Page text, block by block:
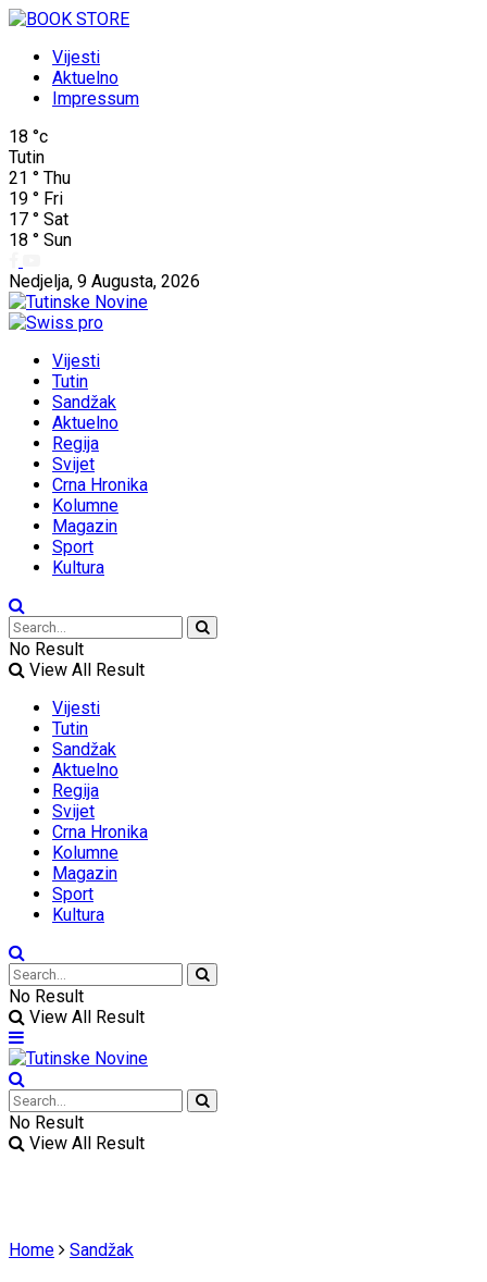
Vijesti
Aktuelno
Impressum
18 °c
Tutin
21 ° Thu
19 ° Fri
17 ° Sat
18 ° Sun
Nedjelja, 9 Augusta, 2026
Vijesti
Tutin
Sandžak
Aktuelno
Regija
Svijet
Crna Hronika
Kolumne
Magazin
Sport
Kultura
No Result
View All Result
Vijesti
Tutin
Sandžak
Aktuelno
Regija
Svijet
Crna Hronika
Kolumne
Magazin
Sport
Kultura
No Result
View All Result
No Result
View All Result
Home Sandžak